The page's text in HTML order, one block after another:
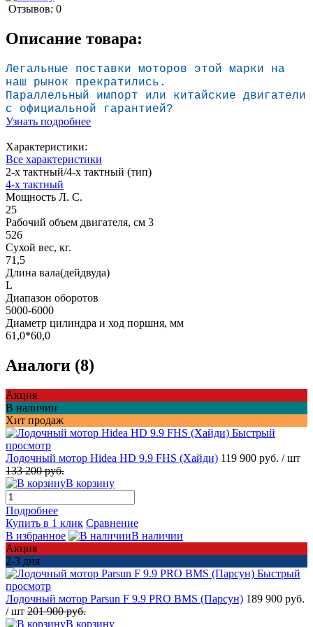
Отзывов: 0
Описание товара:
Легальные поставки моторов этой марки на
наш рынок прекратились.
Параллельный импорт или китайские двигатели
с официальной гарантией?
Узнать подробнее
Характеристики:
Все характеристики
2-х тактный/4-х тактный (тип)
4-х тактный
Мощность Л. С.
25
Рабочий объем двигателя, см 3
526
Сухой вес, кг.
71,5
Длина вала(дейдвуда)
L
Диапазон оборотов
5000-6000
Диаметр цилиндра и ход поршня, мм
61,0*60,0
Аналоги (8)
Акция
В наличии
Хит продаж
Быстрый
просмотр
Лодочный мотор Hidea HD 9.9 FHS (Хайди) 119 900 руб. / шт
133 200 руб.
В корзину
Подробнее
Купить в 1 клик Сравнение
В избранное
В наличии
Акция
2-3 дня
Быстрый
просмотр
Лодочный мотор Parsun F 9.9 PRO BMS (Парсун) 189 900 руб.
/ шт 201 900 руб.
В корзину